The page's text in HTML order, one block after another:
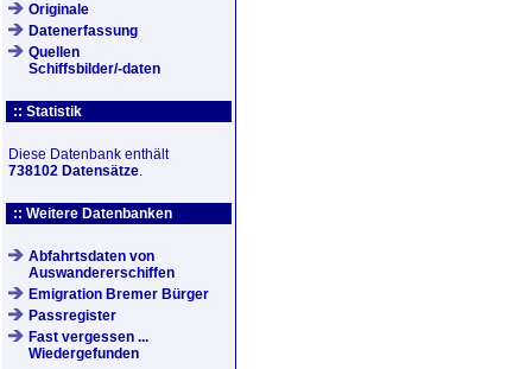
Originale
Datenerfassung
Quellen
Schiffsbilder/-daten
:: Statistik
Diese Datenbank enthält
738102 Datensätze.
:: Weitere Datenbanken
Abfahrtsdaten von
Auswandererschiffen
Emigration Bremer Bürger
Passregister
Fast vergessen ...
Wiedergefunden